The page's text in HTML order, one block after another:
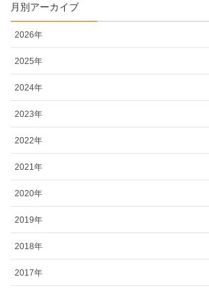
月別アーカイブ
2026年
2025年
2024年
2023年
2022年
2021年
2020年
2019年
2018年
2017年